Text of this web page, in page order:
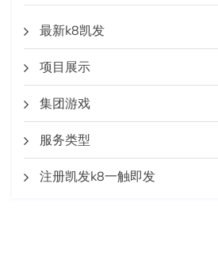
最新k8凯发
项目展示
集团游戏
服务类型
注册凯发k8一触即发